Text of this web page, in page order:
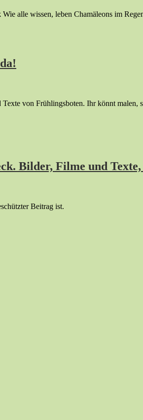
alle wissen, leben Chamäleons im
Texte von Frühlingsboten. Ihr könnt
Bilder, Filme und
Beitrag ist.